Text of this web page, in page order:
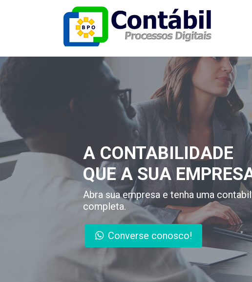
A CONTABILIDADE
QUE A SUA
Abra sua empresa e tenha uma
completa.
Converse conosco!